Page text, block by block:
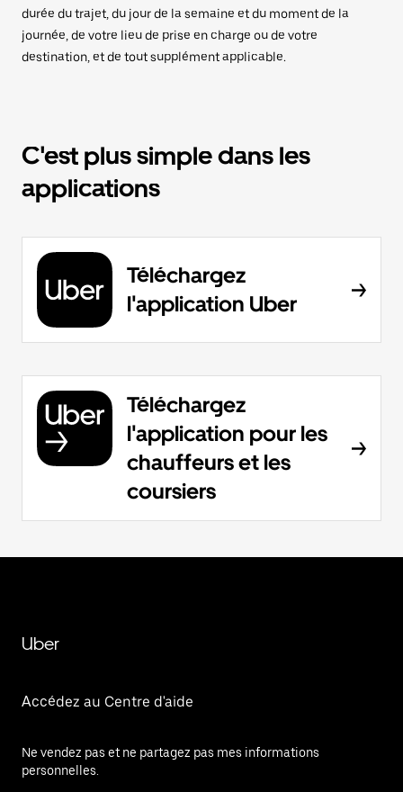
durée du trajet, du jour de la semaine et du moment de la
journée, de votre lieu de prise en charge ou de votre
destination, et de tout supplément applicable.
C'est plus simple dans les
applications
Téléchargez
l'application Uber
Téléchargez
l'application pour les
chauffeurs et les
coursiers
Uber
Accédez au Centre d'aide
Ne vendez pas et ne partagez pas mes informations
personnelles.